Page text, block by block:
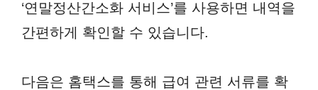
‘연말정산간소화 서비스’를 사용하면 내역을
간편하게 확인할 수 있습니다.
다음은 홈택스를 통해 급여 관련 서류를 확